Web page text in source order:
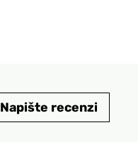
Napište recenzi